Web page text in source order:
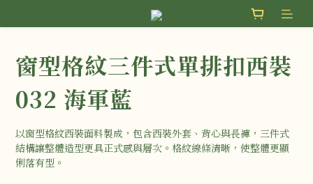
窗型格紋三件式單排扣西裝
032 海軍藍
以窗型格紋西裝面料製成，包含西裝外套、背心與長褲，三件式
結構讓整體造型更具正式感與層次。格紋線條清晰，使整體更顯
俐落有型。